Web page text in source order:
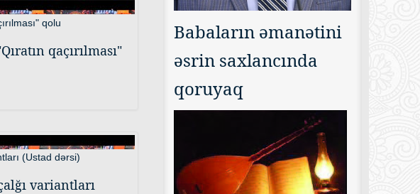
qaçırılması"
variantları
Babaların əmanətini
əsrin saxlancında
qoruyaq